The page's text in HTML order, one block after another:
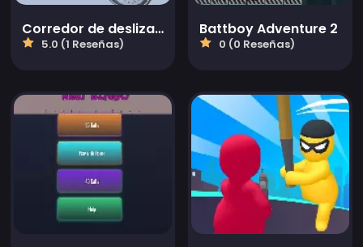
Corredor de deslizamiento
5.0 (1 Reseñas)
Battboy Adventure 2
0 (0 Reseñas)